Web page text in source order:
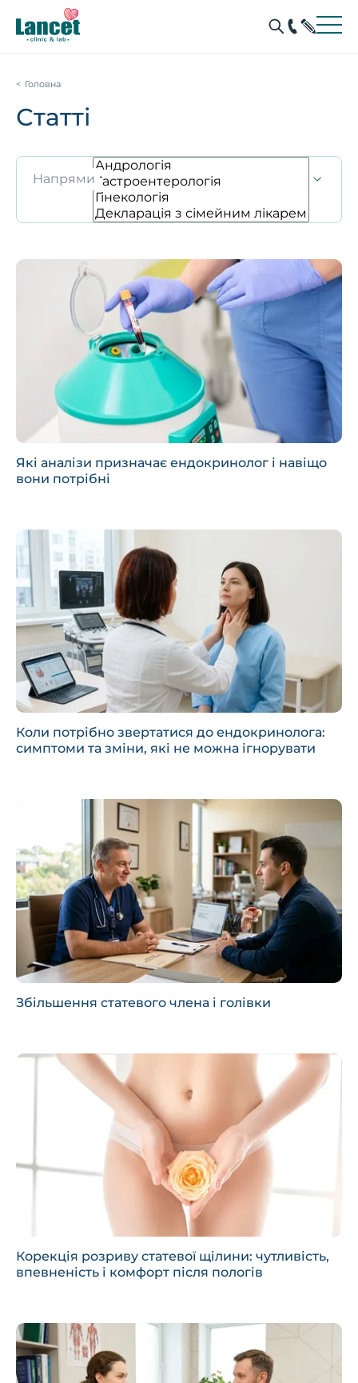
Головна
Статті
Напрями
Які аналізи призначає ендокринолог і навіщо
вони потрібні
Коли потрібно звертатися до ендокринолога:
симптоми та зміни, які не можна ігнорувати
Збільшення статевого члена і голівки
Корекція розриву статевої щілини: чутливість,
впевненість і комфорт після пологів